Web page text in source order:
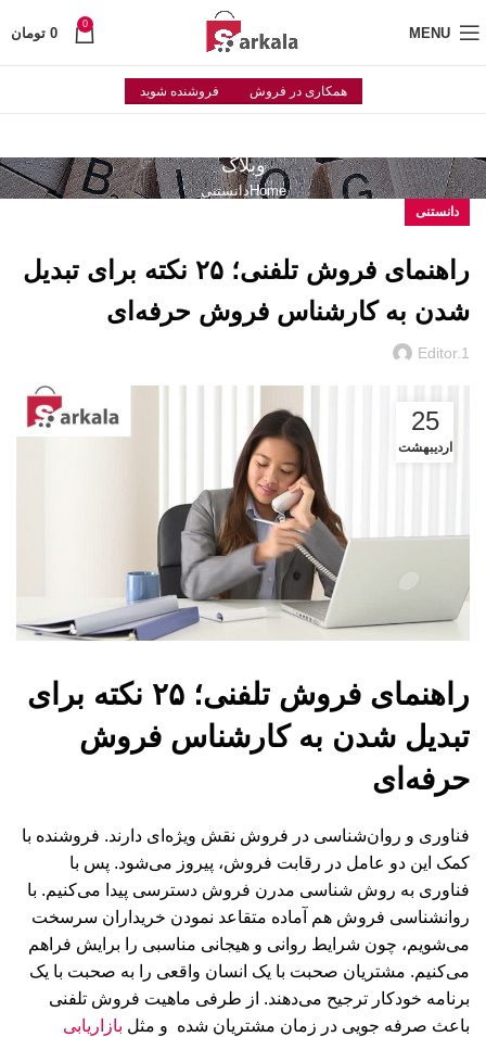
MENU
0
0 تومان
همکاری در فروش فروشنده شوید
وبلاگ
Homeدانستنی
دانستنی
راهنمای فروش تلفنی؛ ۲۵ نکته برای تبدیل
شدن به کارشناس فروش حرفه‌ای
Editor.1
25
اردیبهشت
راهنمای فروش تلفنی؛ ۲۵ نکته برای
تبدیل شدن به کارشناس فروش
حرفه‌ای
فناوری و روان‌شناسی در فروش نقش ویژه‌ای دارند. فروشنده با
کمک این دو عامل در رقابت فروش، پیروز می‌شود. پس با
فناوری به روش شناسی مدرن فروش دسترسی پیدا می‌کنیم. با
روانشناسی فروش هم آماده متقاعد نمودن خریداران سرسخت
می‌شویم، چون شرایط روانی و هیجانی مناسبی را برایش فراهم
می‌کنیم. مشتریان صحبت با یک انسان واقعی را به صحبت با یک
برنامه خودکار ترجیح می‌دهند. از طرفی ماهیت فروش تلفنی
باعث صرفه جویی در زمان مشتریان شده و مثل بازاریابی